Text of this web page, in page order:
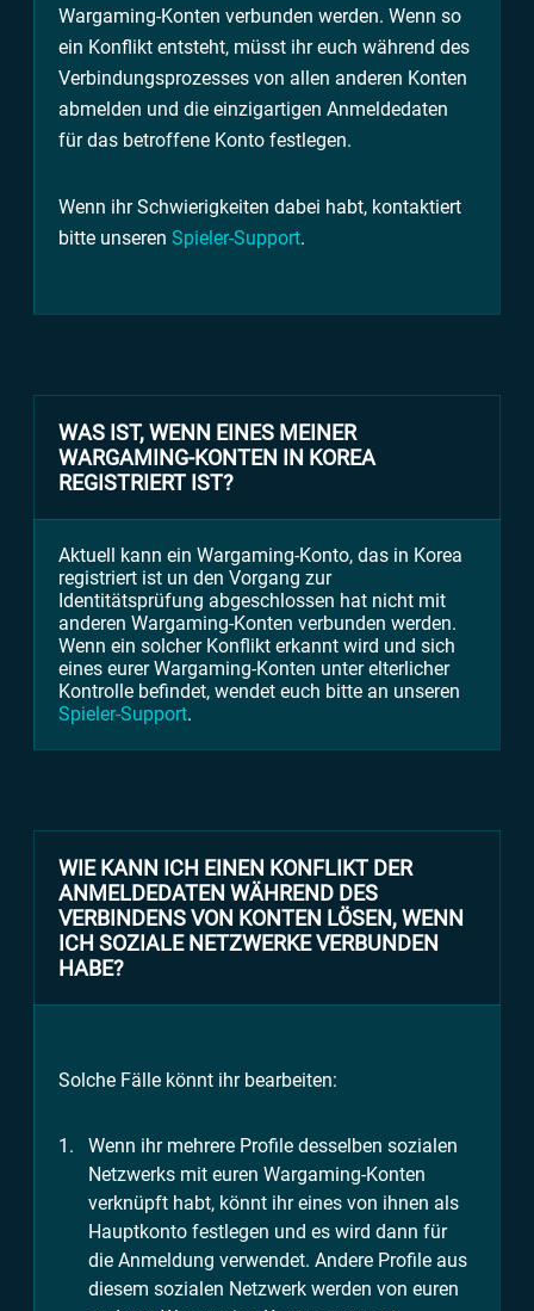
Wargaming-Konten verbunden werden. Wenn so
ein Konflikt entsteht, müsst ihr euch während des
Verbindungsprozesses von allen anderen Konten
abmelden und die einzigartigen Anmeldedaten
für das betroffene Konto festlegen.
Wenn ihr Schwierigkeiten dabei habt, kontaktiert
bitte unseren Spieler-Support.
WAS IST, WENN EINES MEINER
WARGAMING-KONTEN IN KOREA
REGISTRIERT IST?
Aktuell kann ein Wargaming-Konto, das in Korea
registriert ist un den Vorgang zur
Identitätsprüfung abgeschlossen hat nicht mit
anderen Wargaming-Konten verbunden werden.
Wenn ein solcher Konflikt erkannt wird und sich
eines eurer Wargaming-Konten unter elterlicher
Kontrolle befindet, wendet euch bitte an unseren
Spieler-Support.
WIE KANN ICH EINEN KONFLIKT DER
ANMELDEDATEN WÄHREND DES
VERBINDENS VON KONTEN LÖSEN, WENN
ICH SOZIALE NETZWERKE VERBUNDEN
HABE?
Solche Fälle könnt ihr bearbeiten:
Wenn ihr mehrere Profile desselben sozialen
Netzwerks mit euren Wargaming-Konten
verknüpft habt, könnt ihr eines von ihnen als
Hauptkonto festlegen und es wird dann für
die Anmeldung verwendet. Andere Profile aus
diesem sozialen Netzwerk werden von euren